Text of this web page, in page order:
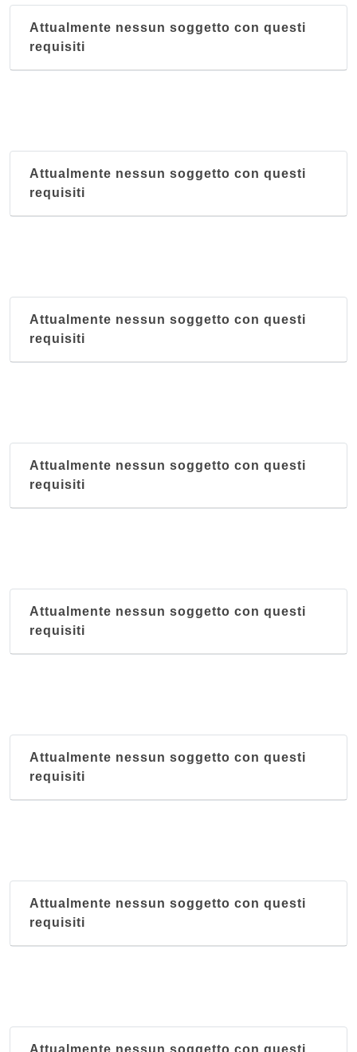
Attualmente nessun soggetto con questi
requisiti
Attualmente nessun soggetto con questi
requisiti
Attualmente nessun soggetto con questi
requisiti
Attualmente nessun soggetto con questi
requisiti
Attualmente nessun soggetto con questi
requisiti
Attualmente nessun soggetto con questi
requisiti
Attualmente nessun soggetto con questi
requisiti
Attualmente nessun soggetto con questi